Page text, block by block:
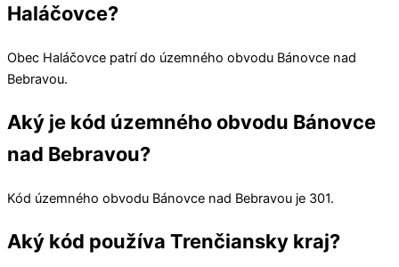
Haláčovce?
Obec Haláčovce patrí do územného obvodu Bánovce nad
Bebravou.
Aký je kód územného obvodu Bánovce
nad Bebravou?
Kód územného obvodu Bánovce nad Bebravou je 301.
Aký kód používa Trenčiansky kraj?